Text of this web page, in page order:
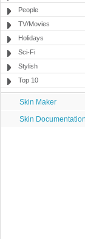
People
TV/Movies
Holidays
Sci-Fi
Stylish
Top 10
Skin Maker
Skin Documentation